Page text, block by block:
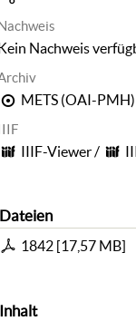
Nachweis
METS (OAI-PMH)
IIIF-Viewer/
Dateien
1842[17,57 MB]
Inhalt